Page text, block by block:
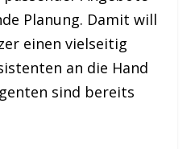
Planung. Damit will
einen vielseitig
an die Hand
sind bereits